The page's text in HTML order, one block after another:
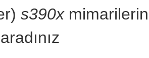
s390x